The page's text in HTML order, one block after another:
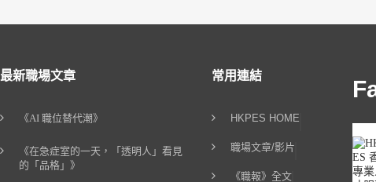
最新職場文章
《AI 職位替代潮》
《在急症室的一天，「透明人」看見
的「品格」》
常用連結
HKPES HOME
職場文章/影片
《職報》全文